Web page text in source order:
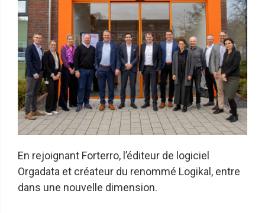
En rejoignant Forterro, l’éditeur de logiciel
Orgadata et créateur du renommé Logikal, entre
dans une nouvelle dimension.